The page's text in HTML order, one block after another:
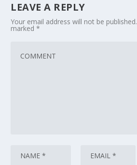
LEAVE A REPLY
Your email address will not be published.
marked*